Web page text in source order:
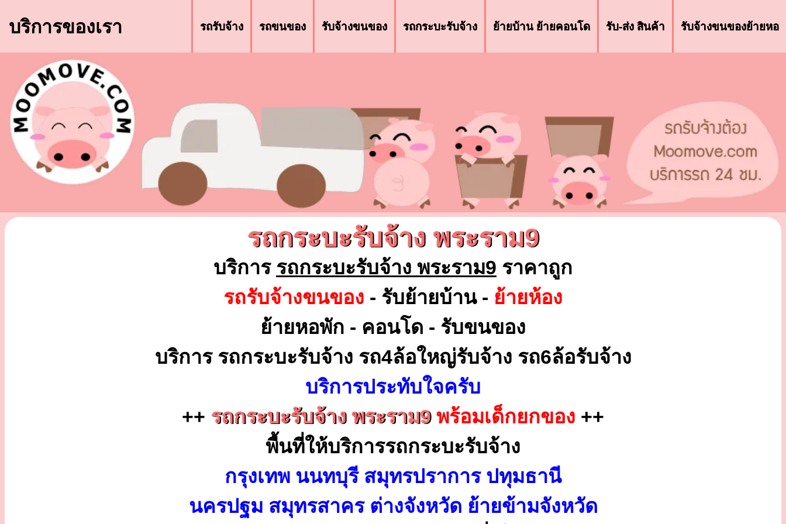
บริการของเรา รถรับจ้าง รถขนของ รับจ้างขนของ รถกระบะรับจ้าง ย้ายบ้าน ย้ายคอนโด รับ-ส่ง สินค้า รับจ้างขนของย้ายหอ
รถกระบะรับจ้าง พระราม9
บริการ รถกระบะรับจ้าง พระราม9 ราคาถูก
รถรับจ้างขนของ - รับย้ายบ้าน - ย้ายห้อง
ย้ายหอพัก - คอนโด - รับขนของ
บริการ รถกระบะรับจ้าง รถ4ล้อใหญ่รับจ้าง รถ6ล้อรับจ้าง
บริการประทับใจครับ
++ รถกระบะรับจ้าง พระราม9 พร้อมเด็กยกของ ++
พื้นที่ให้บริการรถกระบะรับจ้าง
กรุงเทพ นนทบุรี สมุทรปราการ ปทุมธานี
นครปฐม สมุทรสาคร ต่างจังหวัด ย้ายข้ามจังหวัด